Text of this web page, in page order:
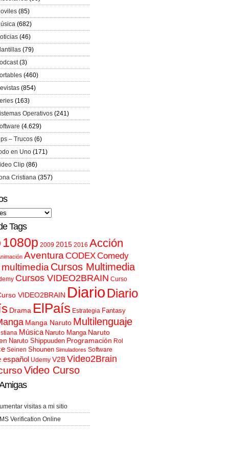
(85)
(682)
(46)
(79)
(3)
(460)
(854)
(163)
Operativos (241)
(4.629)
– Trucos (6)
en Uno (171)
Clip (86)
Cristiana (357)
Tags
1080p 2009 2015 2016 Acción
AventuraCODEXComedy
Cursos Multimedia
Cursos VIDEO2BRAIN Curso
VIDEO2BRAIN Diario Diario
Drama ElPaís Estrategia Fantasy
Manga Naruto Multilenguaje
Música Naruto Manga Naruto
Naruto Shippuuden Programación Rol
Seinen Shounen Simuladores Software
español Udemy V2BVideo2Brain
Video Curso
visitas a mi sitio
Verification Online